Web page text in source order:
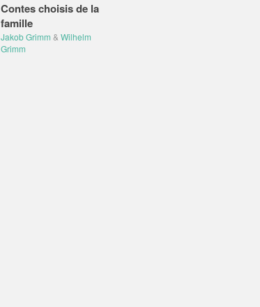
Contes choisis de la
famille
Jakob Grimm & Wilhelm
Grimm